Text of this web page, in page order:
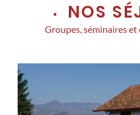
NOS
Groupes, séminaires et